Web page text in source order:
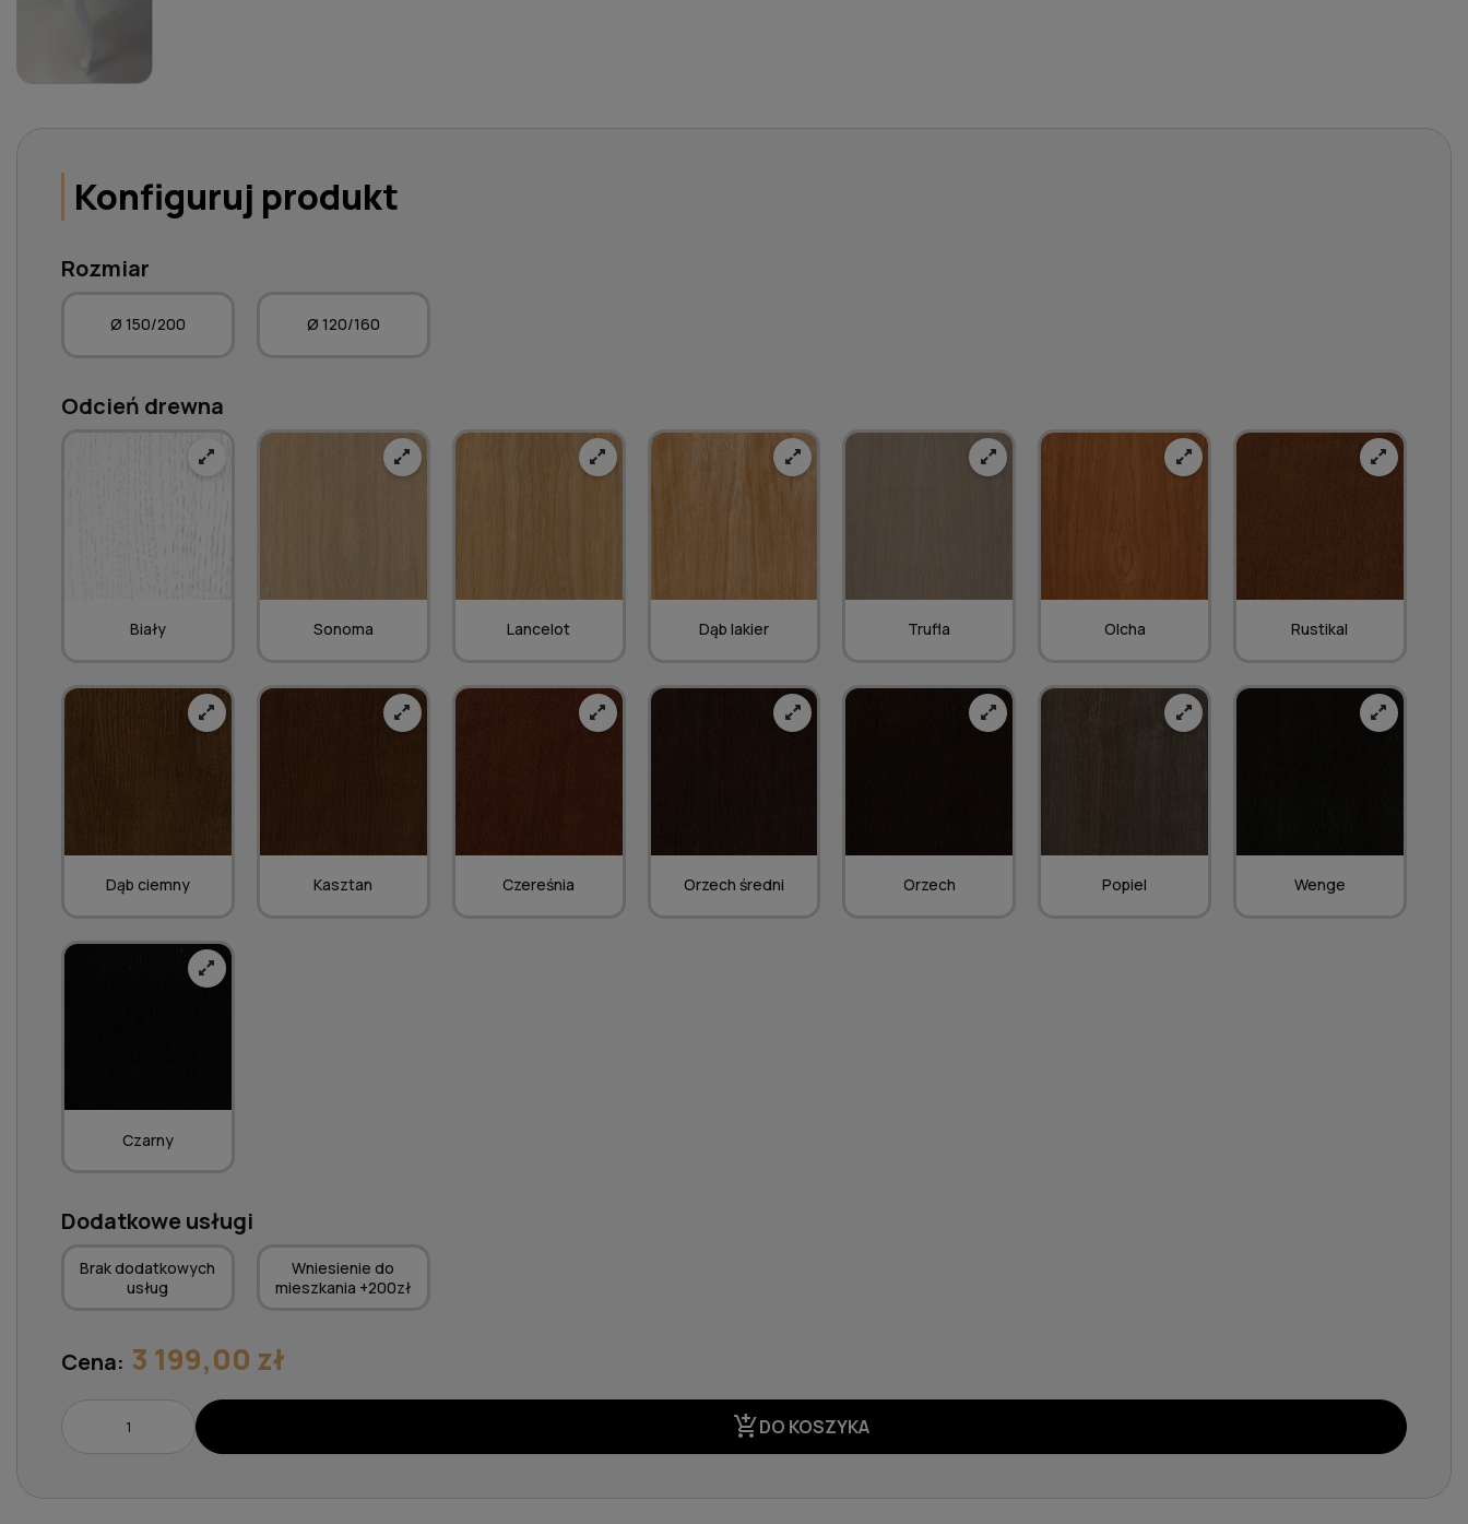
Konfiguruj produkt
Rozmiar
Ø 150/200 Ø 120/160
Odcień drewna
Biały Sonoma Lancelot Dąb lakier Trufla Olcha Rustikal
Dąb ciemny Kasztan Czereśnia Orzech średni Orzech Popiel Wenge
Czarny
Dodatkowe usługi
Brak dodatkowych
usług
Wniesienie do
mieszkania +200zł
Cena: 3 199,00 zł
add_shopping_cartDO KOSZYKA